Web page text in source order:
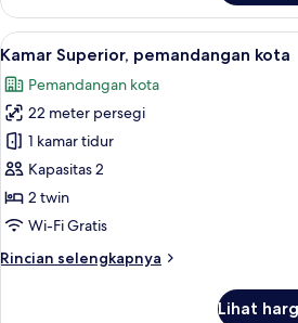
balkon,
pemandangan
kolam
renang
Kamar
Lihat
semua
foto
untuk
Kamar
Superior,
pemandangan
kota
6
Kamar Superior, pemandangan kota
Pemandangan kota
22 meter persegi
1 kamar tidur
Kapasitas 2
2 twin
Wi-Fi Gratis
Rincian selengkapnya
Rincian
Lihat